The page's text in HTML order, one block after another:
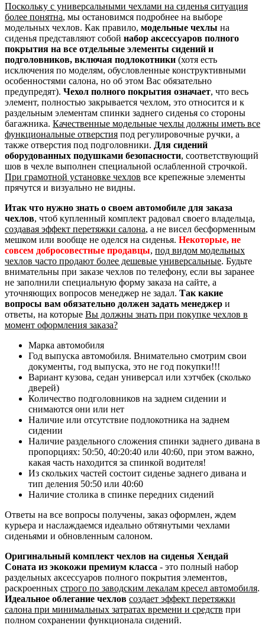
Поскольку с универсальными чехлами на сиденья ситуация
более понятна, мы остановимся подробнее на выборе
модельных чехлов. Как правило, модельные чехлы на
сиденья представляют собой набор аксессуаров полного
покрытия на все отдельные элементы сидений и
подголовников, включая подлокотники (хотя есть
исключения по моделям, обусловленные конструктивными
особенностями салона, но об этом Вас обязательно
предупредят). Чехол полного покрытия означает, что весь
элемент, полностью закрывается чехлом, это относится и к
раздельным элементам спинки заднего сиденья со стороны
багажника. Качественные модельные чехлы должны иметь все
функциональные отверстия под регулировочные ручки, а
также отверстия под подголовники. Для сидений
оборудованных подушками безопасности, соответствующий
шов в чехле выполнен специальной ослабленной строчкой.
При грамотной установке чехлов все крепежные элементы
прячутся и визуально не видны.
Итак что нужно знать о своем автомобиле для заказа
чехлов, чтоб купленный комплект радовал своего владельца,
создавая эффект перетяжки салона, а не висел бесформенным
мешком или вообще не оделся на сиденья. Некоторые, не
совсем добросовестные продавцы, под видом модельных
чехлов часто продают более дешевые универсальные. Будьте
внимательны при заказе чехлов по телефону, если вы заранее
не заполнили специальную форму заказа на сайте, а
уточняющих вопросов менеджер не задал. Так какие
вопросы вам обязательно должен задать менеджер и
ответы, на которые Вы должны знать при покупке чехлов в
момент оформления заказа?
Марка автомобиля
Год выпуска автомобиля. Внимательно смотрим свои
документы, год выпуска, это не год покупки!!!
Вариант кузова, седан универсал или хэтчбек (сколько
дверей)
Количество подголовников на заднем сидении и
снимаются они или нет
Наличие или отсутствие подлокотника на заднем
сидении
Наличие раздельного сложения спинки заднего дивана в
пропорциях: 50:50, 40:20:40 или 40:60, при этом важно,
какая часть находится за спинкой водителя!
Из скольких частей состоит сиденье заднего дивана и
тип деления 50:50 или 40:60
Наличие столика в спинке передних сидений
Ответы на все вопросы получены, заказ оформлен, ждем
курьера и наслаждаемся идеально обтянутыми чехлами
сиденьями и обновленным салоном.
Оригинальный комплект чехлов на сиденья Хендай
Соната из экокожи премиум класса - это полный набор
раздельных аксессуаров полного покрытия элементов,
раскроенных строго по заводским лекалам кресел автомобиля.
Идеальное облегание чехлов создает эффект перетяжки
салона при минимальных затратах времени и средств при
полном сохранении функционала сидений.